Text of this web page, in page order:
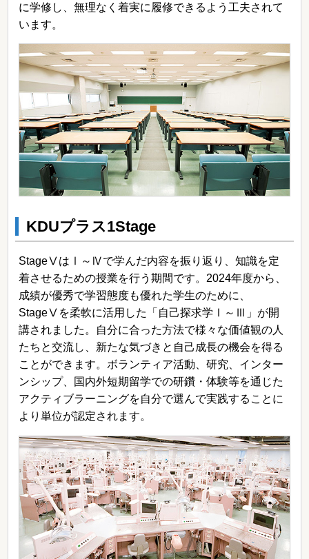
に学修し、無理なく着実に履修できるよう工夫されて
います。
KDUプラス1Stage
StageⅤはⅠ～Ⅳで学んだ内容を振り返り、知識を定
着させるための授業を行う期間です。2024年度から、
成績が優秀で学習態度も優れた学生のために、
StageⅤを柔軟に活用した「自己探求学Ⅰ～Ⅲ」が開
講されました。自分に合った方法で様々な価値観の人
たちと交流し、新たな気づきと自己成長の機会を得る
ことができます。ボランティア活動、研究、インター
ンシップ、国内外短期留学での研鑽・体験等を通じた
アクティブラーニングを自分で選んで実践することに
より単位が認定されます。